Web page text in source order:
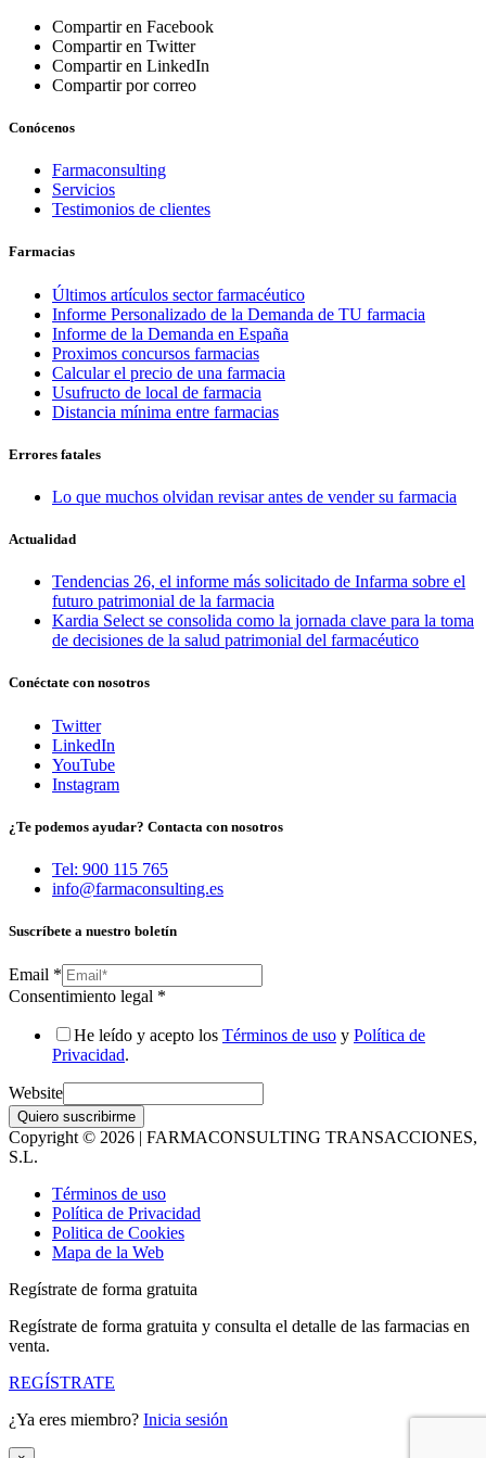
Compartir en Facebook
Compartir en Twitter
Compartir en LinkedIn
Compartir por correo
Conócenos
Farmaconsulting
Servicios
Testimonios de clientes
Farmacias
Últimos artículos sector farmacéutico
Informe Personalizado de la Demanda de TU farmacia
Informe de la Demanda en España
Proximos concursos farmacias
Calcular el precio de una farmacia
Usufructo de local de farmacia
Distancia mínima entre farmacias
Errores fatales
Lo que muchos olvidan revisar antes de vender su farmacia
Actualidad
Tendencias 26, el informe más solicitado de Infarma sobre el
futuro patrimonial de la farmacia
Kardia Select se consolida como la jornada clave para la toma
de decisiones de la salud patrimonial del farmacéutico
Conéctate con nosotros
Twitter
LinkedIn
YouTube
Instagram
¿Te podemos ayudar? Contacta con nosotros
Tel: 900 115 765
info@farmaconsulting.es
Suscríbete a nuestro boletín
Email *
Consentimiento legal *
He leído y acepto los Términos de uso y Política de
Privacidad.
Website
Quiero suscribirme
Copyright © 2026 | FARMACONSULTING TRANSACCIONES,
S.L.
Términos de uso
Política de Privacidad
Politica de Cookies
Mapa de la Web
Regístrate de forma gratuita
Regístrate de forma gratuita y consulta el detalle de las farmacias en
venta.
REGÍSTRATE
¿Ya eres miembro? Inicia sesión